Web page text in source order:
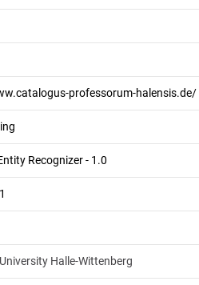
professorum-halensis.de/
Recognizer - 1.0
Halle-Wittenberg